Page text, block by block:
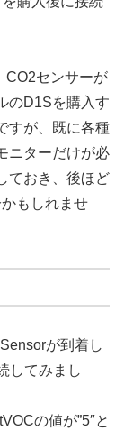
CO2センサーが
のD1Sを購入す
すが、既に各種
ニターだけが必
ておき、後ほど
もしれませ
が到着し
してみまし
の値が”5″と